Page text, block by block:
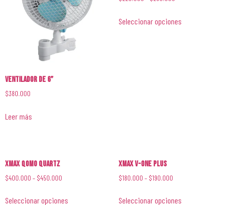
Ventilador de 6”
$380.000
Leer más
Seleccionar opciones
XMAX QOMO Quartz
$400.000 – $450.000
Seleccionar opciones
XMAX V-ONE PLUS
$180.000 – $190.000
Seleccionar opciones